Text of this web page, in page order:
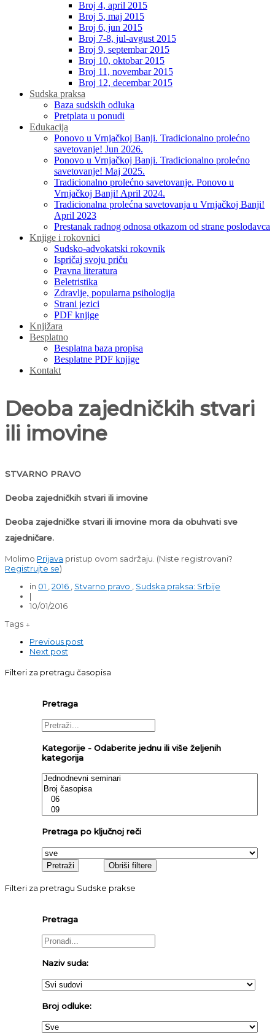
Broj 4, april 2015
Broj 5, maj 2015
Broj 6, jun 2015
Broj 7-8, jul-avgust 2015
Broj 9, septembar 2015
Broj 10, oktobar 2015
Broj 11, novembar 2015
Broj 12, decembar 2015
Sudska praksa
Baza sudskih odluka
Pretplata u ponudi
Edukacija
Ponovo u Vrnjačkoj Banji. Tradicionalno prolećno
savetovanje! Jun 2026.
Ponovo u Vrnjačkoj Banji. Tradicionalno prolećno
savetovanje! Maj 2025.
Tradicionalno prolećno savetovanje. Ponovo u
Vrnjačkoj Banji! April 2024.
Tradicionalna prolećna savetovanja u Vrnjačkoj Banji!
April 2023
Prestanak radnog odnosa otkazom od strane poslodavca
Knjige i rokovnici
Sudsko-advokatski rokovnik
Ispričaj svoju priču
Pravna literatura
Beletristika
Zdravlje, popularna psihologija
Strani jezici
PDF knjige
Knjižara
Besplatno
Besplatna baza propisa
Besplatne PDF knjige
Kontakt
Deoba zajedničkih stvari
ili imovine
STVARNO PRAVO
Deoba zajedničkih stvari ili imovine
Deoba zajedničke stvari ili imovine mora da obuhvati sve
zajedničare.
Molimo Prijava pristup ovom sadržaju. (Niste registrovani?
Registrujte se)
in 01 2016 Stvarno pravo
Sudska praksa: Srbije
|
10/01/2016
Tags ↓
Previous post
Next post
Filteri za pretragu časopisa
Pretraga
Kategorije - Odaberite jednu ili više željenih
kategorija
Pretraga po ključnoj reči
Filteri za pretragu Sudske prakse
Pretraga
Naziv suda:
Broj odluke: